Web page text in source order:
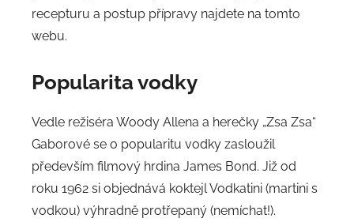
recepturu a postup přípravy najdete na tomto
webu.
Popularita vodky
Vedle režiséra Woody Allena a herečky „Zsa Zsa“
Gaborové se o popularitu vodky zasloužil
především filmový hrdina James Bond. Již od
roku 1962 si objednává koktejl Vodkatini (martini s
vodkou) výhradně protřepaný (nemíchat!).